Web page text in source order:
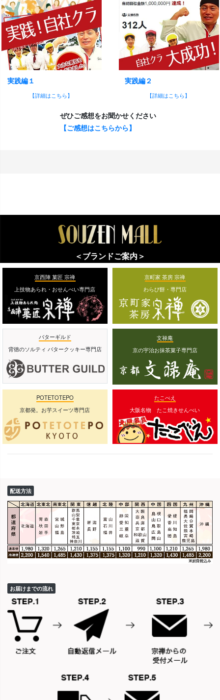
実践編１
【詳細はこちら】
実践編２
【詳細はこちら】
ぜひご感想をお聞かせください
【ご感想はこちらから】
＜ブランドご案内＞
京西陣 菓匠 宗禅
上技物あられ・おせんべい専門店
京町家 茶房 宗禅
わらび餅・専門店
バターギルド
背徳のソルティ バタークッキー専門店
文禄庵
京の宇治お抹茶菓子専門店
POTETOTEPO
京都発。お芋スイーツ専門店
たこべえ
大阪名物 たこ焼きせんべい
配送方法
お届けまでの流れ